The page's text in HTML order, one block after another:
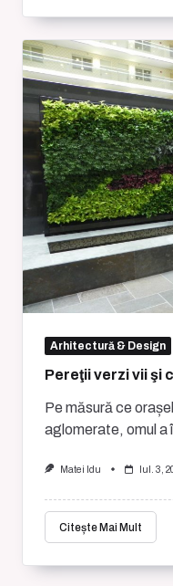
Arhitectură & Design
Pereţii verzi vii şi
Pe măsură ce
aglomerate, omul a
Matei Idu Iul. 3,
Citește Mai Mult